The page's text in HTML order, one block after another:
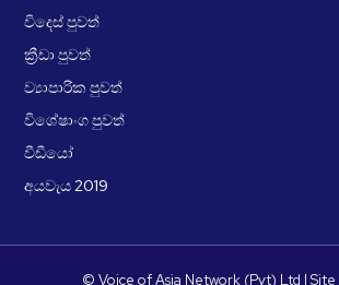
විදෙස් පුවත්
ක්‍රීඩා පුවත්
ව්‍යාපාරික පුවත්
විශේෂාංග පුවත්
වීඩීයෝ
අයවැය 2019
© Voice of Asia Network (Pvt) Ltd | Site